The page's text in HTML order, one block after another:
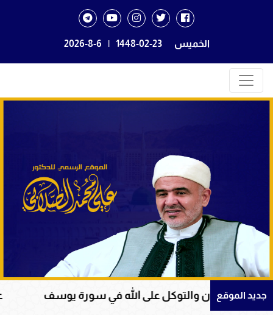
الخميس 1448-02-23
|
2026-8-6
جديد الموقعوالتوكل على الله في سورة يوسف عظمة